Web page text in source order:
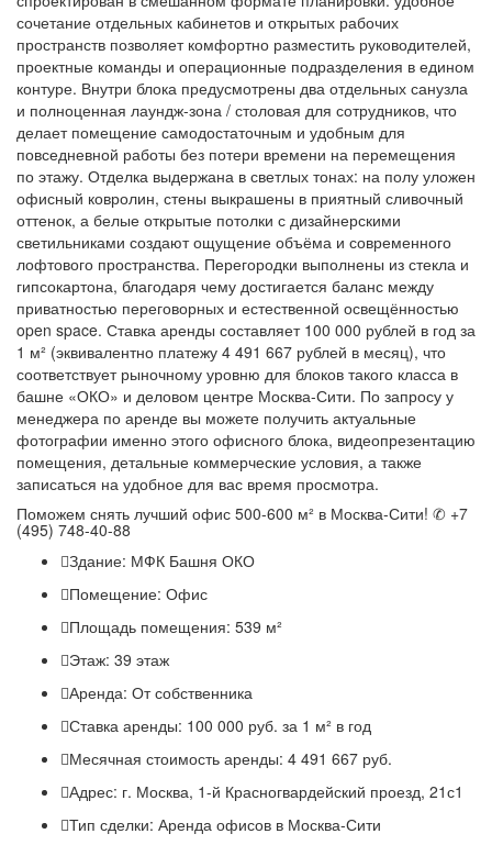
сочетание отдельных кабинетов и открытых рабочих
пространств позволяет комфортно разместить руководителей,
проектные команды и операционные подразделения в едином
контуре. Внутри блока предусмотрены два отдельных санузла
и полноценная лаундж-зона / столовая для сотрудников, что
делает помещение самодостаточным и удобным для
повседневной работы без потери времени на перемещения
по этажу. Отделка выдержана в светлых тонах: на полу уложен
офисный ковролин, стены выкрашены в приятный сливочный
оттенок, а белые открытые потолки с дизайнерскими
светильниками создают ощущение объёма и современного
лофтового пространства. Перегородки выполнены из стекла и
гипсокартона, благодаря чему достигается баланс между
приватностью переговорных и естественной освещённостью
open space. Ставка аренды составляет 100 000 рублей в год за
1 м² (эквивалентно платежу 4 491 667 рублей в месяц), что
соответствует рыночному уровню для блоков такого класса в
башне «ОКО» и деловом центре Москва-Сити. По запросу у
менеджера по аренде вы можете получить актуальные
фотографии именно этого офисного блока, видеопрезентацию
помещения, детальные коммерческие условия, а также
записаться на удобное для вас время просмотра.
Поможем снять лучший офис 500-600 м² в Москва-Сити! ✆ +7
(495) 748-40-88
Здание: МФК Башня ОКО
Помещение: Офис
Площадь помещения: 539 м²
Этаж: 39 этаж
Аренда: От собственника
Ставка аренды: 100 000 руб. за 1 м² в год
Месячная стоимость аренды: 4 491 667 руб.
Адрес: г. Москва, 1-й Красногвардейский проезд, 21с1
Тип сделки: Аренда офисов в Москва-Сити